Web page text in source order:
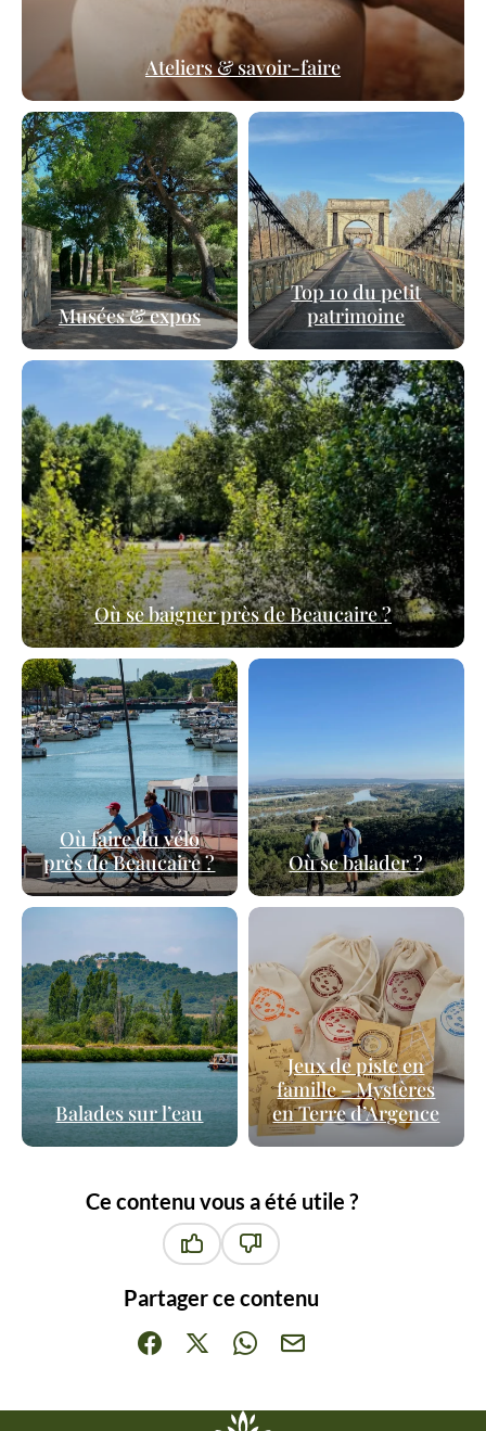
Ateliers & savoir-faire
Musées & expos
Top 10 du petit
patrimoine
Où se baigner près de Beaucaire ?
Où faire du vélo
près de Beaucaire ?
Où se balader ?
Balades sur l’eau
Jeux de piste en
famille – Mystères
en Terre d’Argence
Ce contenu vous a été utile ?
Partager ce contenu
Partager sur Facebook (nouvelle fenêtre)
Partager sur X / Twitter (nouvelle
Partager sur WhatsApp
Partager par mail